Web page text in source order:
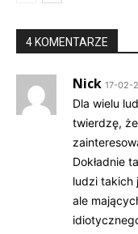
4 KOMENTARZE
Nick 17-02-
Dla wielu
twierdzę,
Dokładnie
ludzi takich
ale